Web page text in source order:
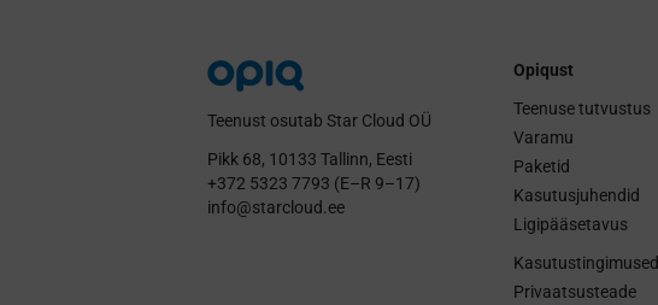
Teenust osutab Star Cloud OÜ
Pikk 68, 10133 Tallinn, Eesti
+372 5323 7793 (E–R 9–17)
info@starcloud.ee
Opiqust
Teenuse tutvustus
Varamu
Paketid
Kasutusjuhendid
Ligipääsetavus
Kasutustingimused
Privaatsusteade